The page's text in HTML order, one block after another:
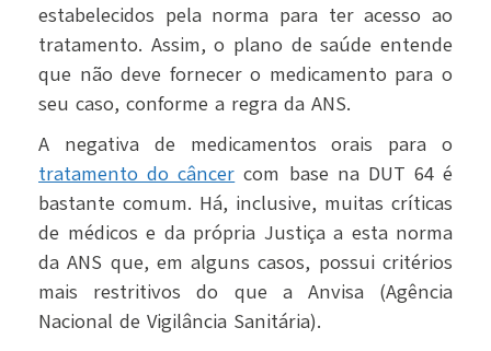
estabelecidos pela norma para ter acesso ao
tratamento. Assim, o plano de saúde entende
que não deve fornecer o medicamento para o
seu caso, conforme a regra da ANS.
A negativa de medicamentos orais para o
tratamento do câncer com base na DUT 64 é
bastante comum. Há, inclusive, muitas críticas
de médicos e da própria Justiça a esta norma
da ANS que, em alguns casos, possui critérios
mais restritivos do que a Anvisa (Agência
Nacional de Vigilância Sanitária).